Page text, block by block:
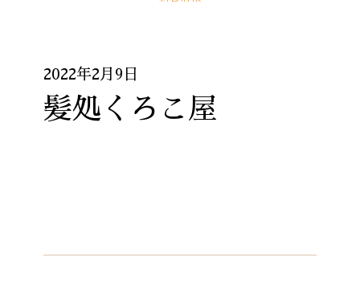
2022年2月9日
髪処くろこ屋